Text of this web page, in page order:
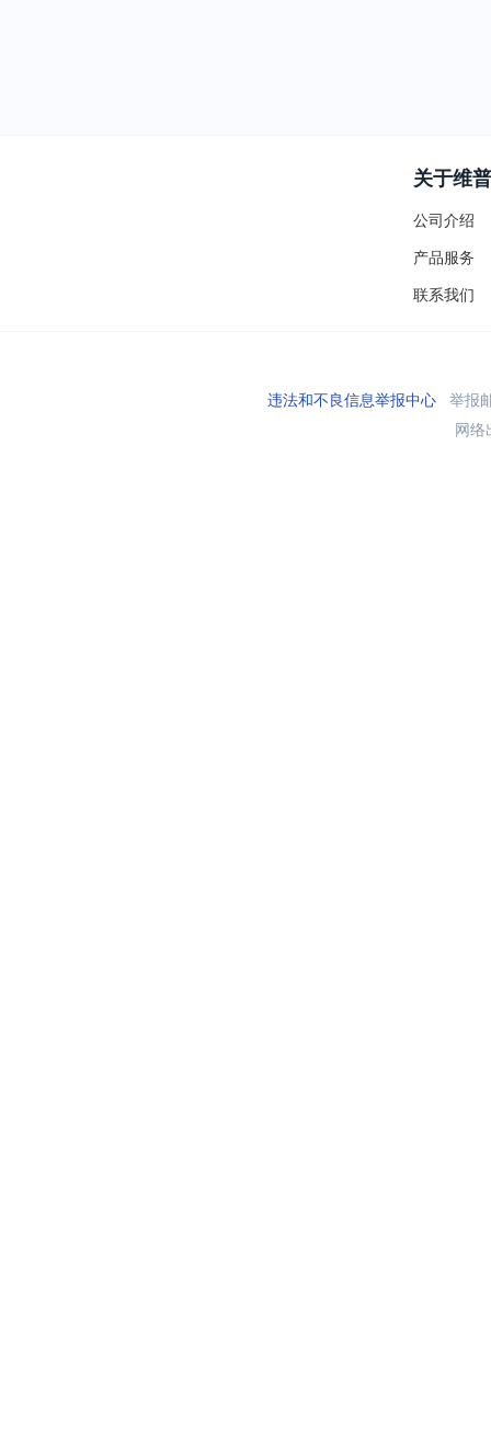
关于维普
公司介绍
产品服务
联系我们
违法和不良信息举报中心举报
网